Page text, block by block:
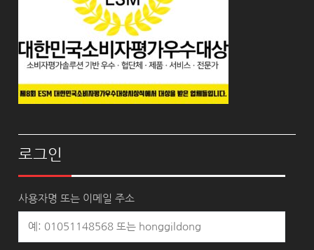
로그인
사용자명 또는 이메일 주소